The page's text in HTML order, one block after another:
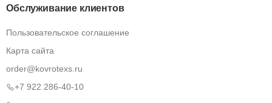
Обслуживание клиентов
Пользовательское соглашение
Карта сайта
order@kovrotexs.ru
+7 922 286-40-10